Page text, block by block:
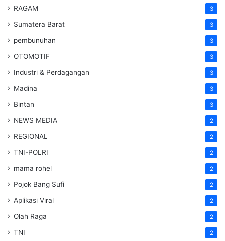
RAGAM 3
Sumatera Barat 3
pembunuhan 3
OTOMOTIF 3
Industri & Perdagangan 3
Madina 3
Bintan 3
NEWS MEDIA 2
REGIONAL 2
TNI-POLRI 2
mama rohel 2
Pojok Bang Sufi 2
Aplikasi Viral 2
Olah Raga 2
TNI 2